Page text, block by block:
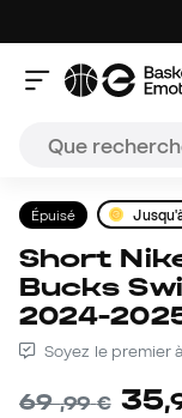
Épuisé
Short Nike Enfant Milwaukee
Bucks
2024-
Soyez le premier
69,99 € 35,